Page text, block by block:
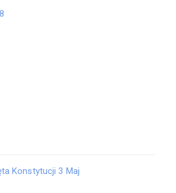
Konstytucji 3 Maj